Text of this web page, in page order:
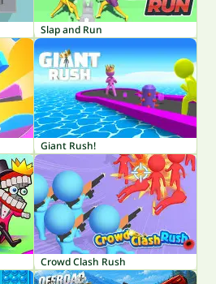
Slap and Run
Giant Rush!
Crowd Clash Rush